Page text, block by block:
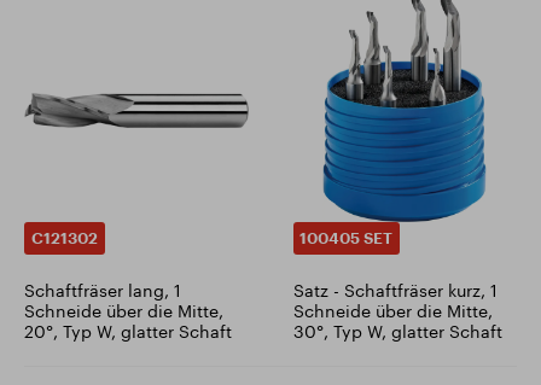
C121302
Schaftfräser lang, 1
Schneide über die Mitte,
20°, Typ W, glatter Schaft
100405 SET
Satz - Schaftfräser kurz, 1
Schneide über die Mitte,
30°, Typ W, glatter Schaft